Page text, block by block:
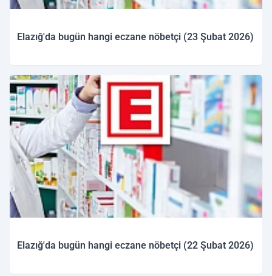
Elazığ'da bugün hangi eczane nöbetçi (23 Şubat 2026)
Elazığ'da bugün hangi eczane nöbetçi (22 Şubat 2026)